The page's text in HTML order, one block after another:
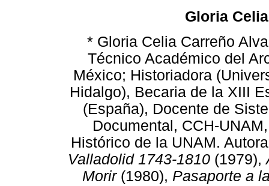
Gloria
* Gloria Celia Carreño
Técnico Académico del
México; Historiadora
Hidalgo), Becaria de la XIII
(España), Docente de
Documental, CCH-
Histórico de la UNAM.
Valladolid 1743-1810(1979),
Morir(1980), Pasaporte a